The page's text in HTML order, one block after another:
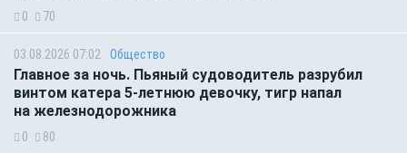
0 70
03.08.2026 07:02 Общество
Главное за ночь. Пьяный судоводитель разрубил
винтом катера 5-летнюю девочку, тигр напал
на железнодорожника
0 80